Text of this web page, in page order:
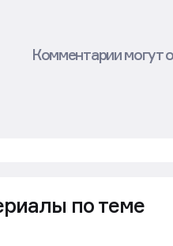
Комментарии могут
по теме